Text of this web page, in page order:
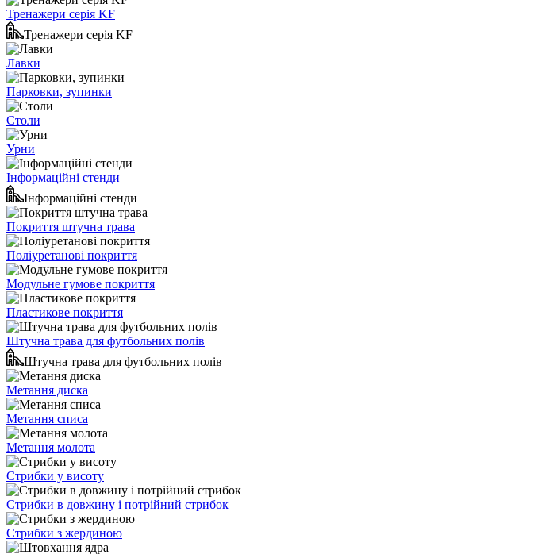
Тренажери серія KF
Тренажери серія KF
Лавки
Парковки, зупинки
Столи
Урни
Інформаційні стенди
Інформаційні стенди
Покриття штучна трава
Поліуретанові покриття
Модульне гумове покриття
Пластикове покриття
Штучна трава для футбольних полів
Штучна трава для футбольних полів
Метання диска
Метання списа
Метання молота
Стрибки у висоту
Стрибки в довжину і потрійний стрибок
Стрибки з жердиною